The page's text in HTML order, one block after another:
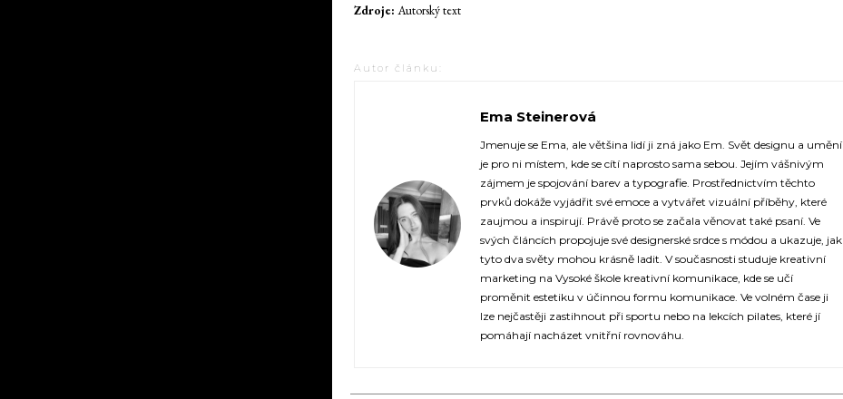
Zdroje: Autorský text
Autor článku:
Ema Steinerová
https://fashionup.cz/
Jmenuje se Ema, ale většina lidí ji zná jako Em. Svět designu a umění
je pro ni místem, kde se cítí naprosto sama sebou. Jejím vášnivým
zájmem je spojování barev a typografie. Prostřednictvím těchto
prvků dokáže vyjádřit své emoce a vytvářet vizuální příběhy, které
zaujmou a inspirují. Právě proto se začala věnovat také psaní. Ve
svých článcích propojuje své designerské srdce s módou a ukazuje, jak
tyto dva světy mohou krásně ladit. V současnosti studuje kreativní
marketing na Vysoké škole kreativní komunikace, kde se učí
proměnit estetiku v účinnou formu komunikace. Ve volném čase ji
lze nejčastěji zastihnout při sportu nebo na lekcích pilates, které jí
pomáhají nacházet vnitřní rovnováhu.